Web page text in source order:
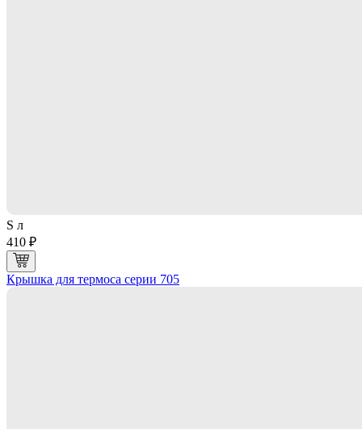
S л
410 ₽
Крышка для термоса серии 705